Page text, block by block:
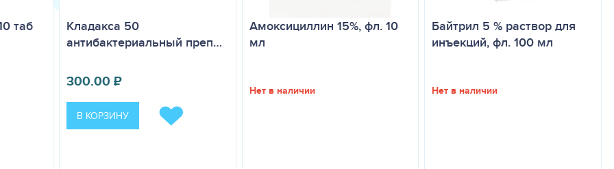
таб
Кладакса 50
антибактериальный преп…
300.00₽
В КОРЗИНУ
Амоксициллин 15%, фл. 10
мл
Нет в наличии
Байтрил 5 % раствор для
инъекций, фл. 100 мл
Нет в наличии